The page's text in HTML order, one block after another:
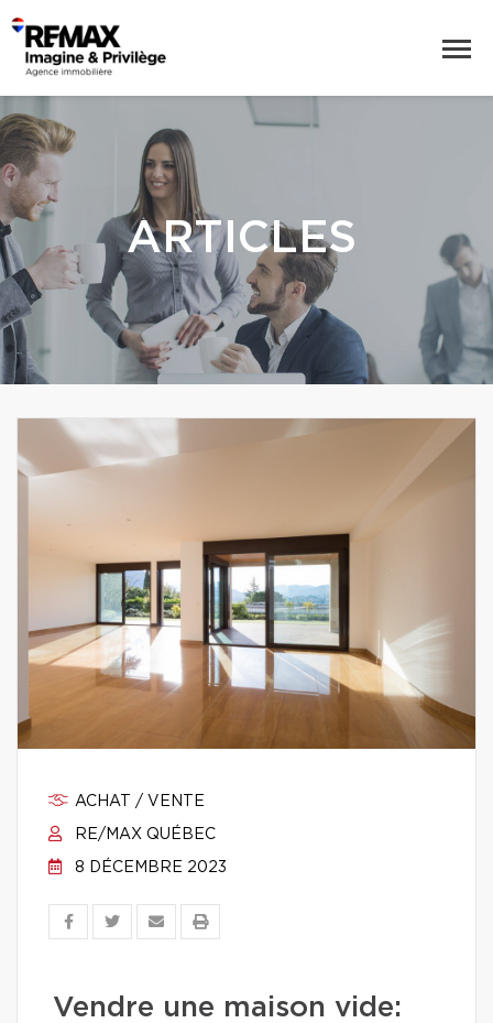
ARTICLES
ACHAT / VENTE
RE/MAX QUÉBEC
8 DÉCEMBRE 2023
Vendre une maison vide: